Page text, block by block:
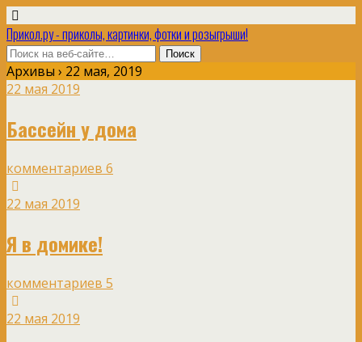
Прикол.ру - приколы, картинки, фотки и розыгрыши!
Архивы › 22 мая, 2019
22 мая 2019
Бассейн у дома
комментариев 6
22 мая 2019
Я в домике!
комментариев 5
22 мая 2019